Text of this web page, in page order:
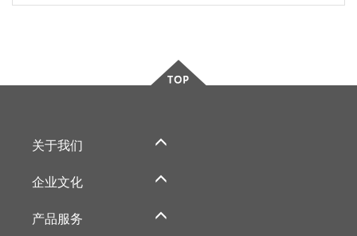
关于我们
企业文化
产品服务